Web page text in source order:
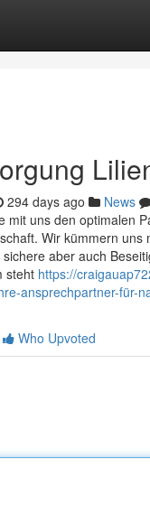
294 days ago News
mit uns den optimalen
Wir kümmern uns
aber auch
steht https://
ansprechpartner-für-
Who Upvoted